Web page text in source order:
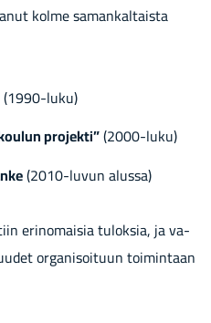
kolme sa­man­kal­tais­ta
(1990-luku)
pro­jek­ti”(2000-luku)
(2010-​luvun alus­sa)
erin­omai­sia tu­lok­sia, ja va­
or­ga­ni­soi­tuun toi­min­taan